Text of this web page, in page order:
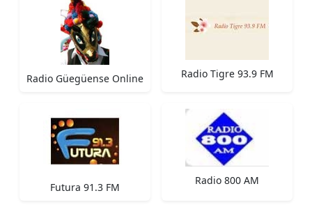
Radio Güegüense Online Radio Tigre 93.9 FM
Futura 91.3 FM
Radio 800 AM